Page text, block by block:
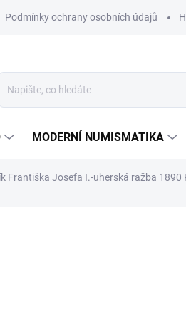
Podmínky ochrany osobních údajů
MODERNÍ NUMISMATIKA
Františka Josefa I.-uherská ražba 1890